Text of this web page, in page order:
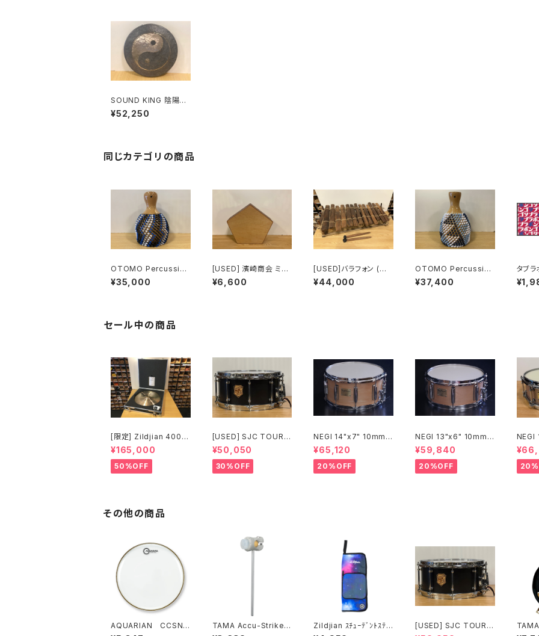
SOUND KING 陰陽ゴ
ング (イン＆ヤン) CH-
YAY20
¥52,250
同じカテゴリの商品
OTOMO Percussion
ひょうたん製シェケレ ブ
ルー & ブラック Sheke
¥35,000
[USED] 濱崎商会 ミニ
カホン CAJONON（カ
ホノン）MC-120
¥6,600
[USED]バラフォン (アフ
リカ産 13音)
¥44,000
OTOMO Percussion
ひょうたん製シェケレ 北
欧風トライアングル Sh
¥37,400
タブ
セール中の商品
[限定] Zildjian 400th
Anniversary Limited
Edition Vault Cymba
ls Vintage A Ride 2
0" 1697g No.80 /20
¥165,000
50%OFF
[USED] SJC TOUR S
ERIES SNARE 14 × 6.
5 マットブラック
¥50,050
30%OFF
NEGI 14"x7" 10mm
メイプルスネア M10R1
470P-S2N
¥65,120
20%OFF
NEGI 13"x6" 10mm
メイプルスネア M10R1
360R8-S2N
¥59,840
20%OFF
NEGI
イプ
その他の商品
AQUARIAN CCSN1
TAMA Accu-Strike
Zildjian ｽﾁｭｰﾃﾞﾝﾄｽﾃｨ
[USED] SJC TOUR S